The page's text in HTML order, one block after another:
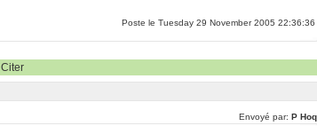
Poste le Tuesday 29 November 2005 22:36:36
Citer
Envoyé par: P